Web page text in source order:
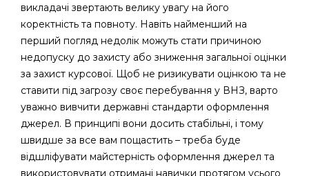
викладачі звертають велику увагу на його
коректність та повноту. Навіть найменший на
перший погляд недолік можуть стати причиною
недопуску до захисту або зниження загальної оцінки
за захист курсової. Щоб не ризикувати оцінкою та не
ставити під загрозу своє перебування у ВНЗ, варто
уважно вивчити державні стандарти оформлення
джерел. В принципі вони досить стабільні, і тому
швидше за все вам пощастить – треба буде
відшліфувати майстерність оформлення джерел та
використовувати отримані навички протягом усього